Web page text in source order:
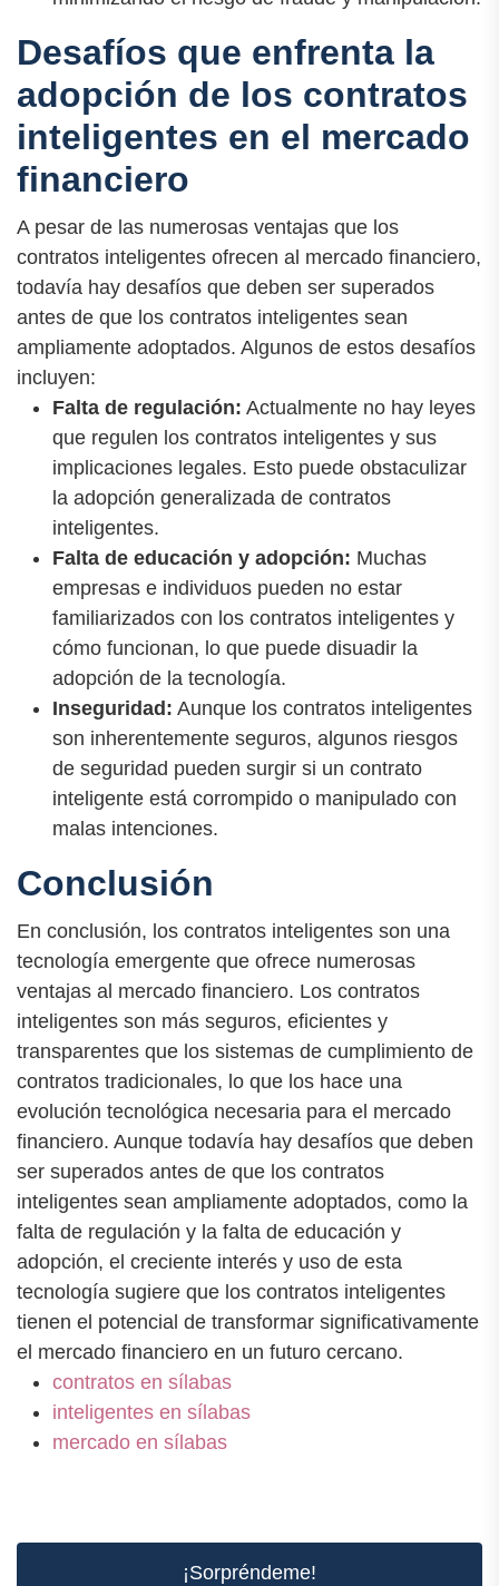
Desafíos que enfrenta la
adopción de los contratos
inteligentes en el mercado
financiero
A pesar de las numerosas ventajas que los
contratos inteligentes ofrecen al mercado financiero,
todavía hay desafíos que deben ser superados
antes de que los contratos inteligentes sean
ampliamente adoptados. Algunos de estos desafíos
incluyen:
Falta de regulación: Actualmente no hay leyes
que regulen los contratos inteligentes y sus
implicaciones legales. Esto puede obstaculizar
la adopción generalizada de contratos
inteligentes.
Falta de educación y adopción: Muchas
empresas e individuos pueden no estar
familiarizados con los contratos inteligentes y
cómo funcionan, lo que puede disuadir la
adopción de la tecnología.
Inseguridad: Aunque los contratos inteligentes
son inherentemente seguros, algunos riesgos
de seguridad pueden surgir si un contrato
inteligente está corrompido o manipulado con
malas intenciones.
Conclusión
En conclusión, los contratos inteligentes son una
tecnología emergente que ofrece numerosas
ventajas al mercado financiero. Los contratos
inteligentes son más seguros, eficientes y
transparentes que los sistemas de cumplimiento de
contratos tradicionales, lo que los hace una
evolución tecnológica necesaria para el mercado
financiero. Aunque todavía hay desafíos que deben
ser superados antes de que los contratos
inteligentes sean ampliamente adoptados, como la
falta de regulación y la falta de educación y
adopción, el creciente interés y uso de esta
tecnología sugiere que los contratos inteligentes
tienen el potencial de transformar significativamente
el mercado financiero en un futuro cercano.
contratos en sílabas
inteligentes en sílabas
mercado en sílabas
¡Sorpréndeme!